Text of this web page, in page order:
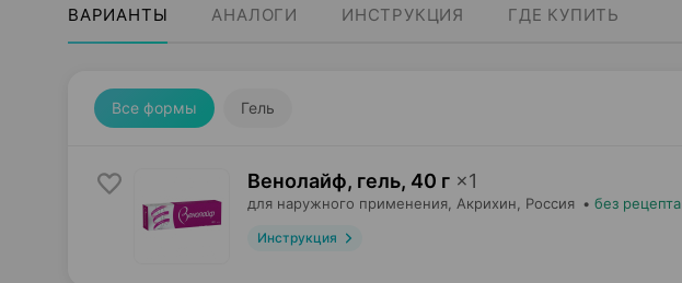
ВАРИАНТЫ АНАЛОГИ ИНСТРУКЦИЯ ГДЕ КУПИТЬ
Все формы Гель
Венолайф, гель, 40 г ×1
для наружного применения, Акрихин , Россия • без рецепта
Инструкция